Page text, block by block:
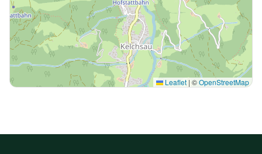
Leaflet | ©OpenStreetMap